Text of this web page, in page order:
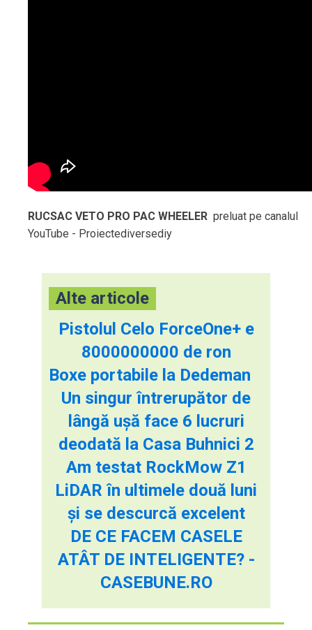
RUCSAC VETO PRO PAC WHEELER preluat pe canalul
YouTube - Proiectediversediy
Alte articole
Pistolul Celo ForceOne+ e
8000000000 de ron
Boxe portabile la Dedeman
Un singur întrerupător de
lângă ușă face 6 lucruri
deodată la Casa Buhnici 2
Am testat RockMow Z1
LiDAR în ultimele două luni
și se descurcă excelent
DE CE FACEM CASELE
ATÂT DE INTELIGENTE? -
CASEBUNE.RO